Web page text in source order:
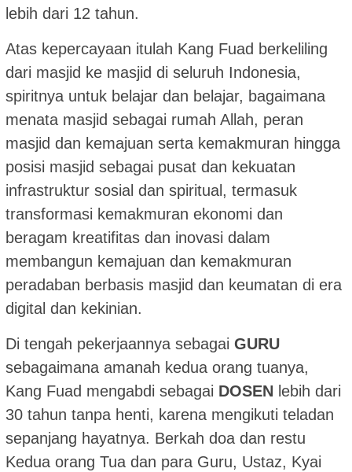
lebih dari 12 tahun.
Atas kepercayaan itulah Kang Fuad berkeliling
dari masjid ke masjid di seluruh Indonesia,
spiritnya untuk belajar dan belajar, bagaimana
menata masjid sebagai rumah Allah, peran
masjid dan kemajuan serta kemakmuran hingga
posisi masjid sebagai pusat dan kekuatan
infrastruktur sosial dan spiritual, termasuk
transformasi kemakmuran ekonomi dan
beragam kreatifitas dan inovasi dalam
membangun kemajuan dan kemakmuran
peradaban berbasis masjid dan keumatan di era
digital dan kekinian.
Di tengah pekerjaannya sebagai GURU
sebagaimana amanah kedua orang tuanya,
Kang Fuad mengabdi sebagai DOSEN lebih dari
30 tahun tanpa henti, karena mengikuti teladan
sepanjang hayatnya. Berkah doa dan restu
Kedua orang Tua dan para Guru, Ustaz, Kyai